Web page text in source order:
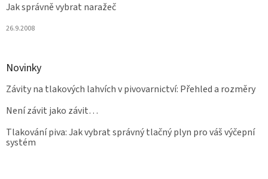
Jak správně vybrat naražeč
26.9.2008
Novinky
Závity na tlakových lahvích v pivovarnictví: Přehled a rozměry
Není závit jako závit…
Tlakování piva: Jak vybrat správný tlačný plyn pro váš výčepní
systém